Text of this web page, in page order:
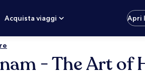
Acquista viaggi
Apri
- The Art of